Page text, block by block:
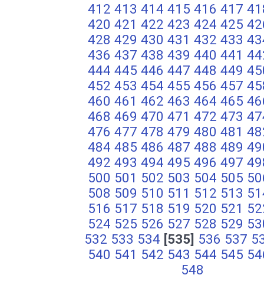
412 413 414 415 416 417
420 421 422 423 424 425
428 429 430 431 432 433
436 437 438 439 440 441
444 445 446 447 448 449
452 453 454 455 456 457
460 461 462 463 464 465
468 469 470 471 472 473
476 477 478 479 480 481
484 485 486 487 488 489
492 493 494 495 496 497
500 501 502 503 504 505
508 509 510 511 512 513
516 517 518 519 520 521
524 525 526 527 528 529
532 533 534 [535] 536 537
540 541 542 543 544 545
548